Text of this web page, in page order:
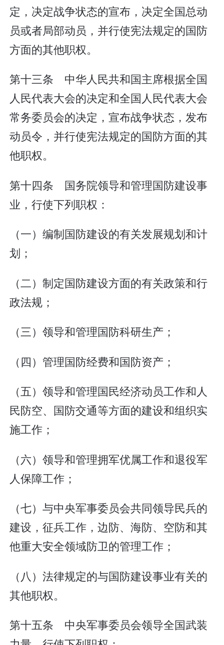
定，决定战争状态的宣布，决定全国总动
员或者局部动员，并行使宪法规定的国防
方面的其他职权。
第十三条 中华人民共和国主席根据全国
人民代表大会的决定和全国人民代表大会
常务委员会的决定，宣布战争状态，发布
动员令，并行使宪法规定的国防方面的其
他职权。
第十四条 国务院领导和管理国防建设事
业，行使下列职权：
（一）编制国防建设的有关发展规划和计
划；
（二）制定国防建设方面的有关政策和行
政法规；
（三）领导和管理国防科研生产；
（四）管理国防经费和国防资产；
（五）领导和管理国民经济动员工作和人
民防空、国防交通等方面的建设和组织实
施工作；
（六）领导和管理拥军优属工作和退役军
人保障工作；
（七）与中央军事委员会共同领导民兵的
建设，征兵工作，边防、海防、空防和其
他重大安全领域防卫的管理工作；
（八）法律规定的与国防建设事业有关的
其他职权。
第十五条 中央军事委员会领导全国武装